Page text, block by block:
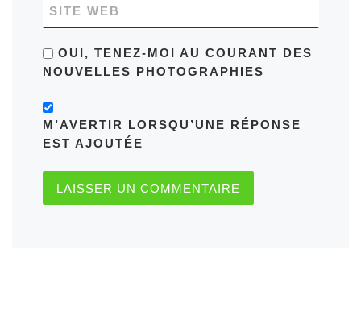
SITE WEB
OUI, TENEZ-MOI AU COURANT DES
NOUVELLES PHOTOGRAPHIES
M’AVERTIR LORSQU’UNE RÉPONSE
EST AJOUTÉE